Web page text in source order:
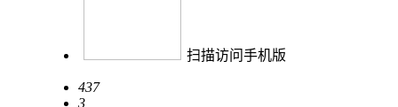
扫描访问手机版
437
3